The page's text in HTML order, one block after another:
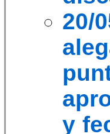
20/
y